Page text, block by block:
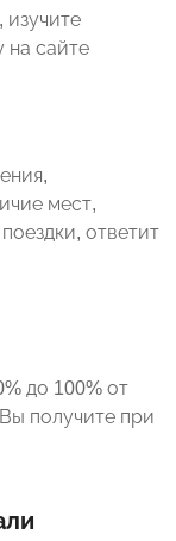
изучите
на сайте
мест,
ответит
до 100% от
получите при